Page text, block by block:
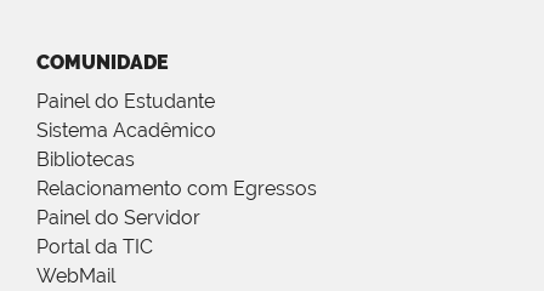
COMUNIDADE
Painel do Estudante
Sistema Acadêmico
Bibliotecas
Relacionamento com Egressos
Painel do Servidor
Portal da TIC
WebMail